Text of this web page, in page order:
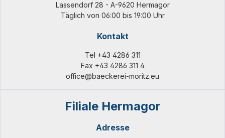
Lassendorf 28 - A-9620 Hermagor
Täglich von 06:00 bis 19:00 Uhr
Kontakt
Tel +43 4286 311
Fax +43 4286 311 4
office@baeckerei-moritz.eu
Filiale Hermagor
Adresse